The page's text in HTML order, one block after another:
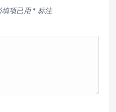
填项已用* 标注